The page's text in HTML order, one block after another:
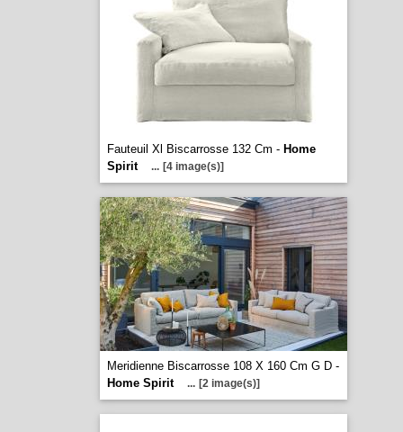
Fauteuil Xl Biscarrosse 132 Cm - Home
Spirit
... [4 image(s)]
Meridienne Biscarrosse 108 X 160 Cm G D -
Home Spirit
... [2 image(s)]